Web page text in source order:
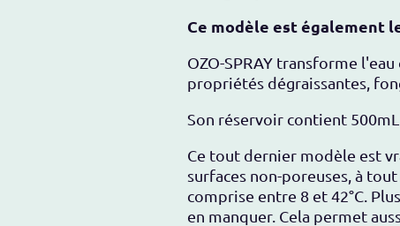
Ce modèle est également
OZO-SPRAY transforme
propriétés dégraissantes,
Son réservoir contient
Ce tout dernier modèle est
surfaces non-poreuses, à
comprise entre 8 et 42°C.
en manquer. Cela permet